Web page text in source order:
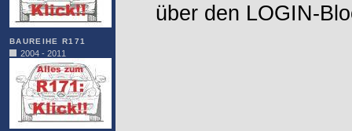
BAUREIHE R171
2004 - 2011
über den LOGIN-